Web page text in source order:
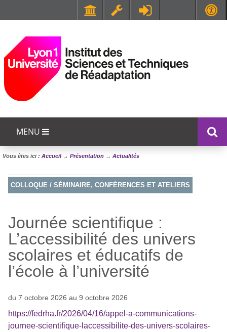
MENU
Vous êtes ici : Accueil→ Présentation → Actualités
COLLOQUE / SÉMINAIRE, CONFÉRENCES ET ATELIERS
Journée scientifique :
L’accessibilité des univers
scolaires et éducatifs de
l’école à l’université
du 7 octobre 2026 au 9 octobre 2026
https://fedrha.fr/2026/04/16/appel-a-communications-
journee-scientifique-laccessibilite-des-univers-scolaires-